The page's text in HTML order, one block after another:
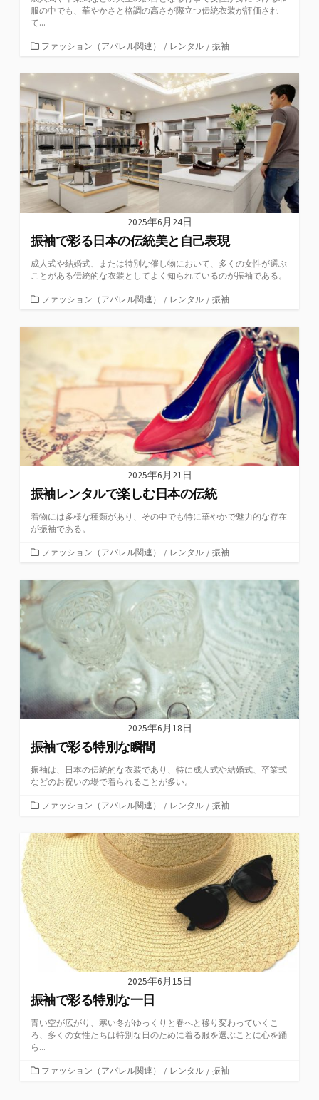
服の中でも、華やかさと格調の高さが際立つ伝統衣装が評価され
て...
カ
ゴ
ー
ファッション（アパレル関連） / レンタル / 振袖
2025年6月24日
振袖で彩る日本の伝統美と自己表現
成人式や結婚式、または特別な催し物において、多くの女性が選ぶ
ことがある伝統的な衣装としてよく知られているのが振袖である。
カ
ゴ
ファッション（アパレル関連） / レンタル / 振袖
2025年6月21日
振袖レンタルで楽しむ日本の伝統
着物には多様な種類があり、その中でも特に華やかで魅力的な存在
が振袖である。
カ
ゴ
ー
ファッション（アパレル関連） / レンタル / 振袖
2025年6月18日
振袖で彩る特別な瞬間
振袖は、日本の伝統的な衣装であり、特に成人式や結婚式、卒業式
などのお祝いの場で着られることが多い。
カ
ゴ
リ
ー
ファッション（アパレル関連） / レンタル / 振袖
2025年6月15日
振袖で彩る特別な一日
青い空が広がり、寒い冬がゆっくりと春へと移り変わっていくこ
ろ、多くの女性たちは特別な日のために着る服を選ぶことに心を踊
ら...
カファッション（アパレル関連） / レンタル / 振袖